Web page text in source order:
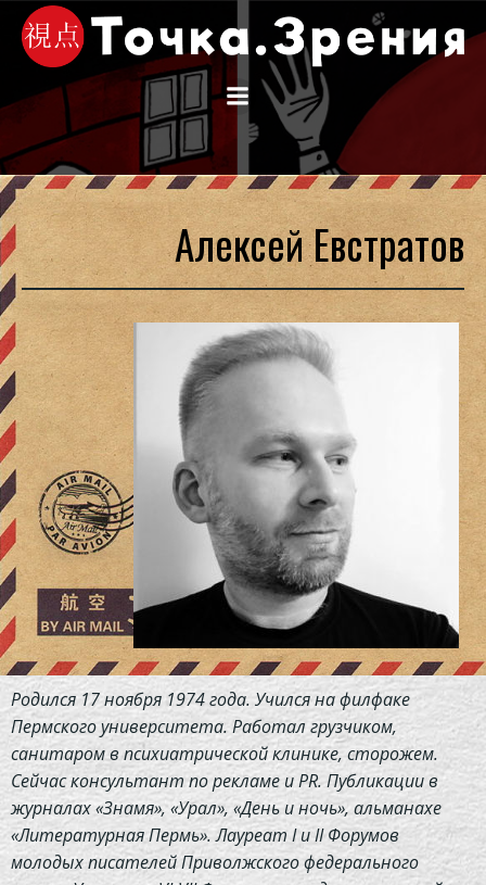
Перейти
к
содержимому
Алексей Евстратов
Родился 17 ноября 1974 года. Учился на филфаке
Пермского университета. Работал грузчиком,
санитаром в психиатрической клинике, сторожем.
Сейчас консультант по рекламе и PR. Публикации в
журналах «Знамя», «Урал», «День и ночь», альманахе
«Литературная Пермь». Лауреат I и II Форумов
молодых писателей Приволжского федерального